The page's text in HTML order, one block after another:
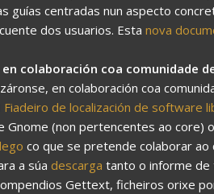
guías centradas nun aspecto
dos usuarios. Esta nova
colaboración coa comunidade
en colaboración coa
Fiadeiro de localización de software
Gnome (non pertencentes ao core)
co que se pretende colaborar ao
a súa descarga tanto o informe de
Gettext, ficheiros orixe